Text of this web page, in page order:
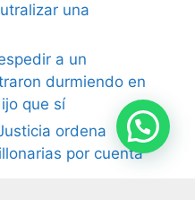
una
a un
durmiendo en
que sí
ordena
por cuenta